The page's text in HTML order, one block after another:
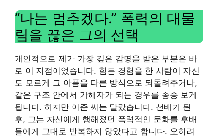
“나는 멈추겠다.” 폭력의 대물
림을 끊은 그의 선택
개인적으로 제가 가장 깊은 감명을 받은 부분은 바
로 이 지점이었습니다. 힘든 경험을 한 사람이 자신
도 모르게 그 아픔을 다른 방식으로 되돌려주거나,
같은 구조 안에서 가해자가 되는 경우를 종종 보게
됩니다. 하지만 이준 씨는 달랐습니다. 선배가 된
후, 그는 자신에게 행해졌던 폭력적인 문화를 후배
들에게 그대로 반복하지 않았다고 합니다. 오히려